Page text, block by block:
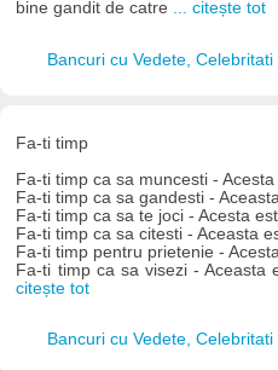
bine gandit de catre ... citește tot
Bancuri cu Vedete, Celebritati
Fa-ti timp
Fa-ti timp ca sa muncesti -
Fa-ti timp ca sa gandesti -
Fa-ti timp ca sa te joci - Acesta
Fa-ti timp ca sa citesti - Aceasta
Fa-ti timp pentru prietenie -
Fa-ti timp ca sa visezi - Aceasta
citește tot
Bancuri cu Vedete, Celebritati